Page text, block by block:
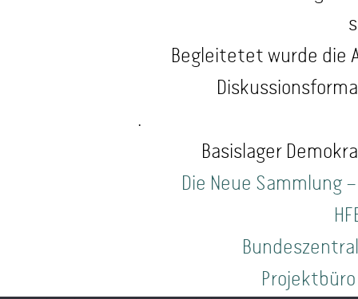
Begleitetet wurde die
.
Basislager
Die Neue Sammlung